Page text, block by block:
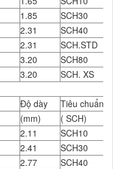
1.85
SCH30
2.31
SCH40
2.31
SCH.STD
3.20
SCH80
3.20
SCH. XS
Độ dày
Tiêu chuẩn
(mm)
( SCH)
2.11
SCH10
2.41
SCH30
2.77
SCH40